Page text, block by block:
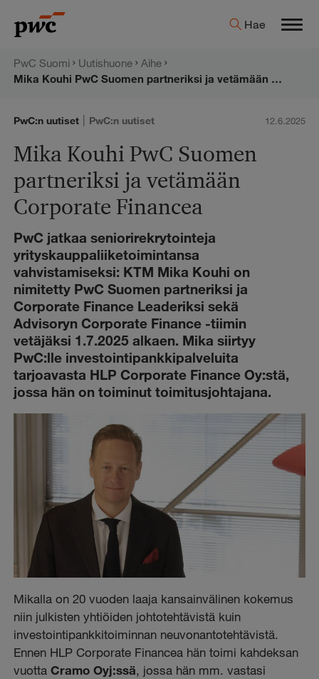
sisältöön
PwC:n
Hae
PwC Suomi Uutishuone
Aihe
Mika Kouhi PwC Suomen partneriksi ja vetämään Corporate Financea
PwC:n uutiset | PwC:n uutiset 12.6.2025
Mika Kouhi PwC Suomen
partneriksi ja vetämään
Corporate Financea
PwC jatkaa seniorirekrytointeja
yrityskauppaliiketoimintansa
vahvistamiseksi: KTM Mika Kouhi on
nimitetty PwC Suomen partneriksi ja
Corporate Finance Leaderiksi sekä
Advisoryn Corporate Finance -tiimin
vetäjäksi 1.7.2025 alkaen. Mika siirtyy
PwC:lle investointipankkipalveluita
tarjoavasta HLP Corporate Finance Oy:stä,
jossa hän on toiminut toimitusjohtajana.
Mikalla on 20 vuoden laaja kansainvälinen kokemus
niin julkisten yhtiöiden johtotehtävistä kuin
investointipankkitoiminnan neuvonantotehtävistä.
Ennen HLP Corporate Financea hän toimi kahdeksan
vuottaCramo Oyj:ssä, jossa hän mm. vastasi